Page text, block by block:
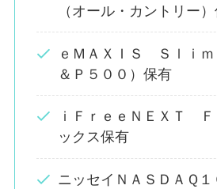
（オール・カントリー
ｅＭＡＸＩＳ Ｓｌｉ
＆Ｐ５００）保有
ｉＦｒｅｅＮＥＸＴ
ックス保有
ニッセイＮＡＳＤＡＱ